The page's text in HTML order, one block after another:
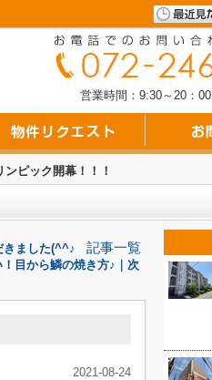
営業時間：9:30～20：00
ンピック開幕！！！
きました(^^♪ 記事一覧
目から鱗の焼き方♪｜次
2021-08-24